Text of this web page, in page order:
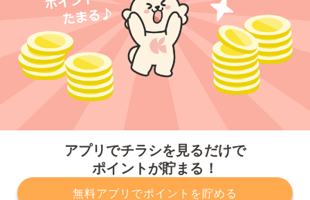
アプリでチラシを見るだけで
ポイントが貯まる！
無料アプリでポイントを貯める